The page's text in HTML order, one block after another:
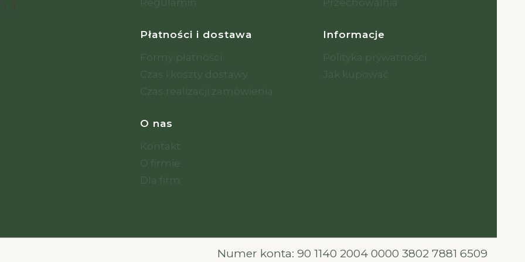
Płatności i dostawa
Formy płatności
Czas i koszty dostawy
Czas realizacji zamówienia
Informacje
Polityka prywatności
Jak kupować
O nas
Kontakt
O firmie
Dla firm
Numer konta: 90 1140 2004 0000 3802 7881 6509